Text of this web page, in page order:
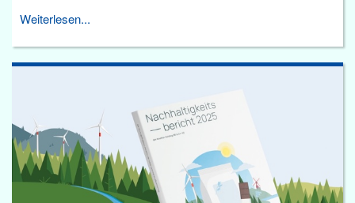
Weiterlesen...